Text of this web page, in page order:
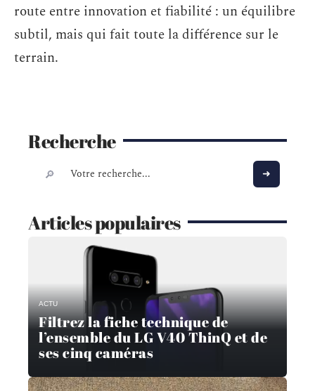
route entre innovation et fiabilité : un équilibre
subtil, mais qui fait toute la différence sur le
terrain.
Recherche
Articles populaires
ACTU
Filtrez la fiche technique de
l’ensemble du LG V40 ThinQ et de
ses cinq caméras